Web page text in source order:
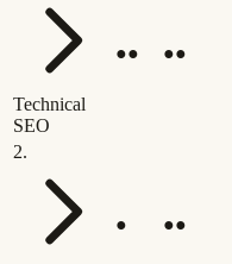
Technical
SEO
●● ●●
2.
● ●●